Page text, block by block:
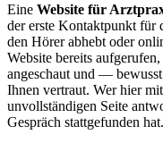
Eine Website für
der erste Kontaktpunkt für
den Hörer abhebt oder
Website bereits
angeschaut und —
Ihnen vertraut. Wer hier
unvollständigen Seite
Gespräch stattgefunden hat.